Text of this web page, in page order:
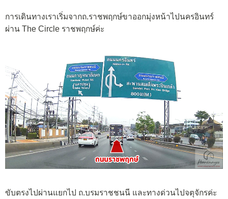
การเดินทางเราเริ่มจากถ.ราชพฤกษ์ขาออกมุ่งหน้าไปนครอินทร์
ผ่าน The Circle ราชพฤกษ์ค่ะ
ขับตรงไปผ่านแยกไป ถ.บรมราชชนนี และทางด่วนไปจตุจักรค่ะ